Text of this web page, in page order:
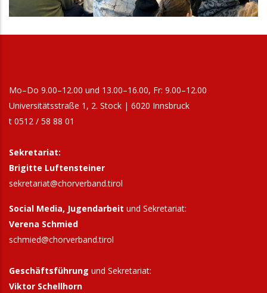
Mo–Do 9.00–12.00 und 13.00–16.00, Fr: 9.00–12.00
Universitätsstraße 1, 2. Stock | 6020 Innsbruck
t 0512 / 58 88 01
Sekretariat:
Brigitte Luftensteiner
sekretariat@chorverband.tirol
Social Media, Jugendarbeit und Sekretariat:
Verena Schmied
schmied@chorverband.tirol
Geschäftsführung und Sekretariat:
Viktor Schellhorn